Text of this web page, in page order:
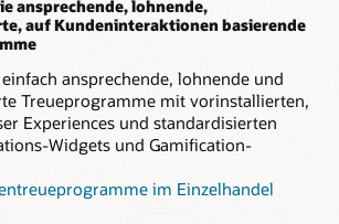
ansprechende, lohnende,
auf Kundeninteraktionen basierende
ansprechende, lohnende und
Treueprogramme mit vorinstallierten,
Experiences und standardisierten
Widgets und Gamification-
im Einzelhandel